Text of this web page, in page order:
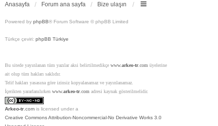
Anasayfa Forum ana sayfa Bize ulaşın
Powered by phpBB® Forum Software © phpBB Limited
Türkçe çeviri: phpBB Türkiye
Bu sitede yayınlanan tüm yazılar aksi belirtilmedikçe www.arkeo-tr.com üyelerine
ait olup tüm hakları saklıdır.
Telif hakları yasasına göre izinsiz kopyalanamaz ve yayınlanamaz.
İçerikten yararlanılırken www.arkeo-tr.com adresi kaynak gösterilmelidir.
Arkeo-tr .com is licensed under a
Creative Commons Attribution-Noncommercial-No Derivative Works 3.0